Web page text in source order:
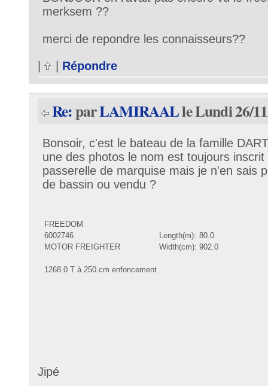
merksem ??
merci de repondre les connaisseurs??
Répondre
Re:parLAMIRAALle Lundi 26/
Bonsoir, c'est le bateau de la famille
une des photos le nom est toujours
passerelle de marquise mais je n'en sais
de bassin ou vendu ?
FREEDOM
6002746
Length(m): 80.0
MOTOR FREIGHTER
Width(cm): 902.0
1268.0 T à 250.cm enfoncement
Jipé